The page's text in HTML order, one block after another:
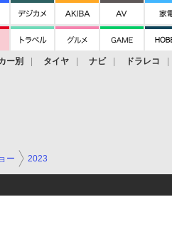
ー別 タイヤ ナビ ドラレコ
ー 2023